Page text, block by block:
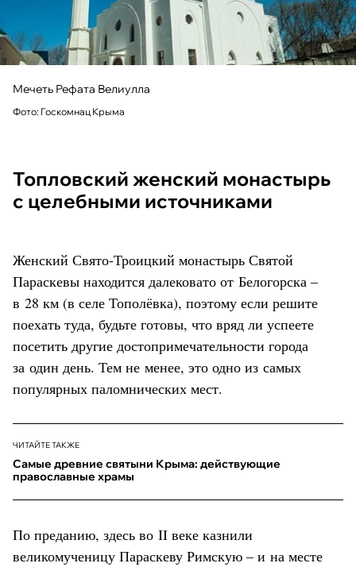
Мечеть Рефата Велиулла
Фото: Госкомнац Крыма
Топловский женский монастырь
с целебными источниками
Женский Свято-Троицкий монастырь Святой
Параскевы находится далековато от Белогорска –
в 28 км (в селе Тополёвка), поэтому если решите
поехать туда, будьте готовы, что вряд ли успеете
посетить другие достопримечательности города
за один день. Тем не менее, это одно из самых
популярных паломнических мест.
ЧИТАЙТЕ ТАКЖЕ
Самые древние святыни Крыма: действующие
православные храмы
По преданию, здесь во II веке казнили
великомученицу Параскеву Римскую – и на месте